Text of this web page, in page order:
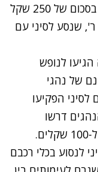
שמי שקנה את התו קיבל דו"ח חנייה בסכום של 250 שקל
שנסע לסיני עם
לנופש
של נהגי
הפקיעו
דרשו
מהנוסעים לסיני סכומים שנעו בין 70 ל-100 שקלים.
לנסוע בכלי רכבם